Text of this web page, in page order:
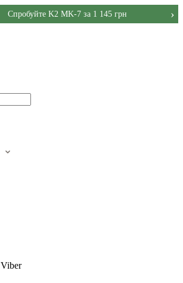
Спробуйте K2 MK-7 за 1 145 грн ›
Viber